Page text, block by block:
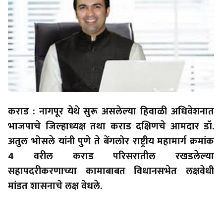
कराड : नागपूर येथे सुरू असलेल्या हिवाळी अधिवेशनात
भाजपाचे जिल्हाध्यक्ष तथा कराड दक्षिणचे आमदार डॉ.
अतुल भोसले यांनी पुणे ते बेंगलोर राष्ट्रीय महामार्ग क्रमांक
4 वरील कराड परिसरातील रखडलेल्या
सहापदरीकरणाच्या कामाबाबत विधानसभेत लक्षवेधी
मांडत शासनाचे लक्ष वेधले.